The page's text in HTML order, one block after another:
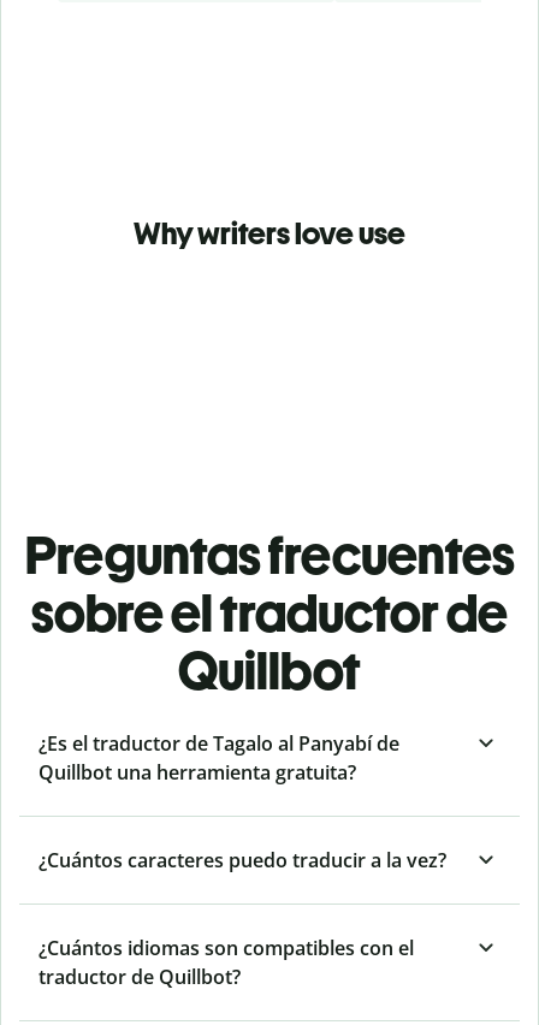
Why writers love use
Preguntas frecuentes
sobre el traductor de
Quillbot
¿Es el traductor de Tagalo al Panyabí de
Quillbot una herramienta gratuita?
¿Cuántos caracteres puedo traducir a la vez?
¿Cuántos idiomas son compatibles con el
traductor de Quillbot?